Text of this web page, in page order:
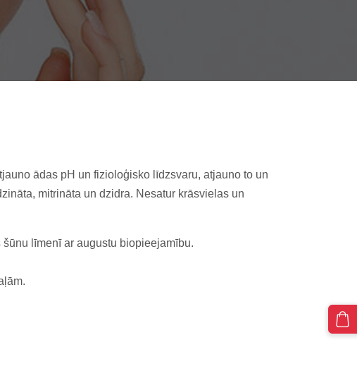
ādas pH un fizioloģisko līdzsvaru, atjauno to un
mitrināta un dzidra. Nesatur krāsvielas un
līmenī ar augustu biopieejamību.